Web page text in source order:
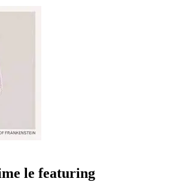
le featuring